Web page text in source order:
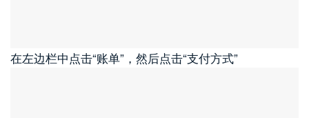
在左边栏中点击“账单”，然后点击“支付方式”